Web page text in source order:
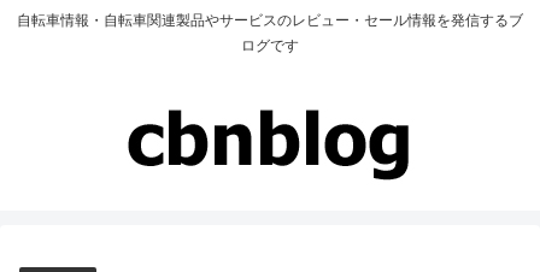
自転車情報・自転車関連製品やサービスのレビュー・セール情報を発信するブ
ログです